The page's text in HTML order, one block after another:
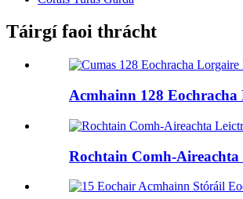
Táirgí faoi thrácht
Acmhainn 128
Rochtain Comh-